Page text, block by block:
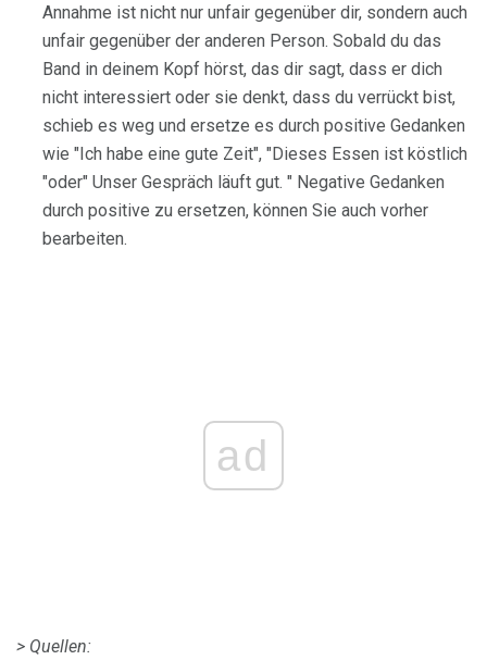
Annahme ist nicht nur unfair gegenüber dir, sondern auch
unfair gegenüber der anderen Person. Sobald du das
Band in deinem Kopf hörst, das dir sagt, dass er dich
nicht interessiert oder sie denkt, dass du verrückt bist,
schieb es weg und ersetze es durch positive Gedanken
wie "Ich habe eine gute Zeit", "Dieses Essen ist köstlich
"oder" Unser Gespräch läuft gut. " Negative Gedanken
durch positive zu ersetzen, können Sie auch vorher
bearbeiten.
ad
> Quellen: